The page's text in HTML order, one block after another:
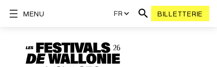
FR BILLETTERIE
MENU